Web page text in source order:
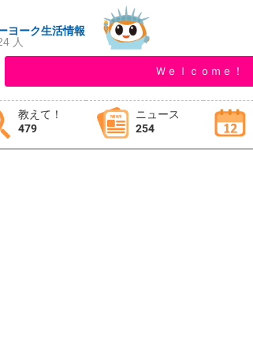
ヨーク生活情報
人
Ｗｅｌｃｏｍｅ！
教えて！
479
ニュース
254